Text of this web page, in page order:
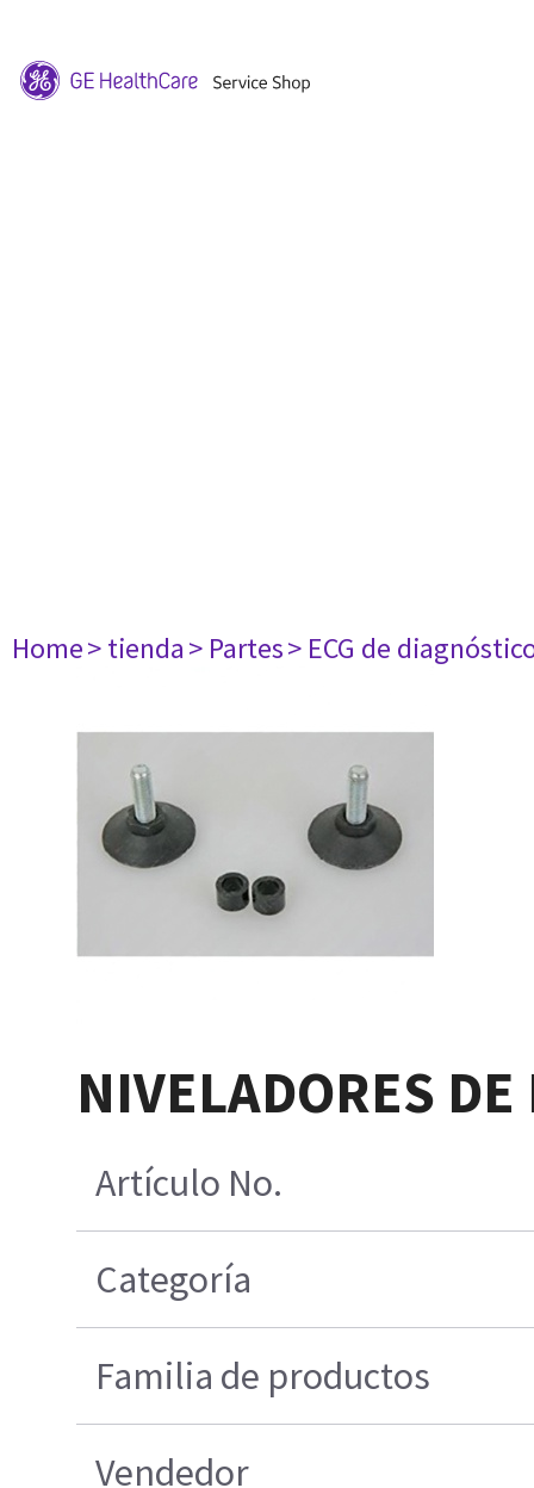
Home> tienda> Partes> ECG de
NIVELADORES
Artículo No.
Categoría
Familia de productos
Vendedor